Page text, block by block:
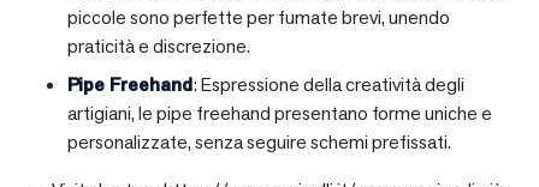
piccole sono perfette per fumate brevi, unendo
praticità e discrezione.
Pipe Freehand: Espressione della creatività degli
artigiani, le pipe freehand presentano forme uniche e
personalizzate, senza seguire schemi prefissati.